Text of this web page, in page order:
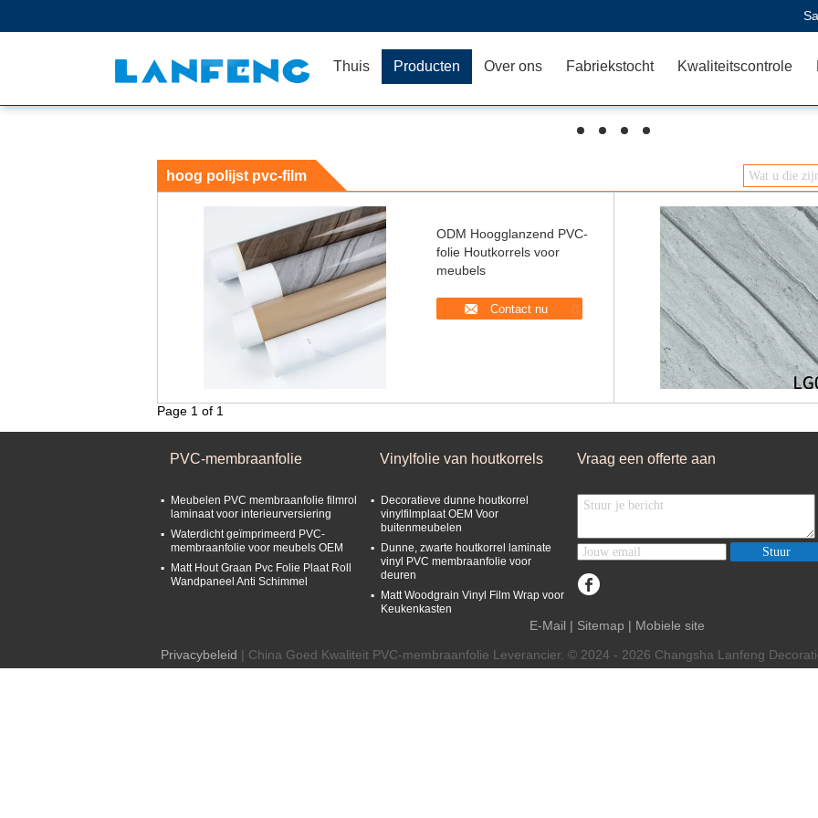
Thuis Producten Over ons Fabriekstocht Kwaliteitscontrole
hd hd hd hd
hoog polijst pvc-film
ODM Hoogglanzend PVC-
folie Houtkorrels voor
meubels
Contact nu
Page 1 of 1
PVC-membraanfolie
Meubelen PVC membraanfolie filmrol
laminaat voor interieurversiering
Waterdicht geïmprimeerd PVC-
membraanfolie voor meubels OEM
Matt Hout Graan Pvc Folie Plaat Roll
Wandpaneel Anti Schimmel
Vinylfolie van houtkorrels
Decoratieve dunne houtkorrel
vinylfilmplaat OEM Voor
buitenmeubelen
Dunne, zwarte houtkorrel laminate
vinyl PVC membraanfolie voor
deuren
Matt Woodgrain Vinyl Film Wrap voor
Keukenkasten
Vraag een offerte aan
Stuur
E-Mail | Sitemap | Mobiele site
Privacybeleid | China Goed Kwaliteit PVC-membraanfolie Leverancier. © 2024 - 2026 Changsha Lanfeng